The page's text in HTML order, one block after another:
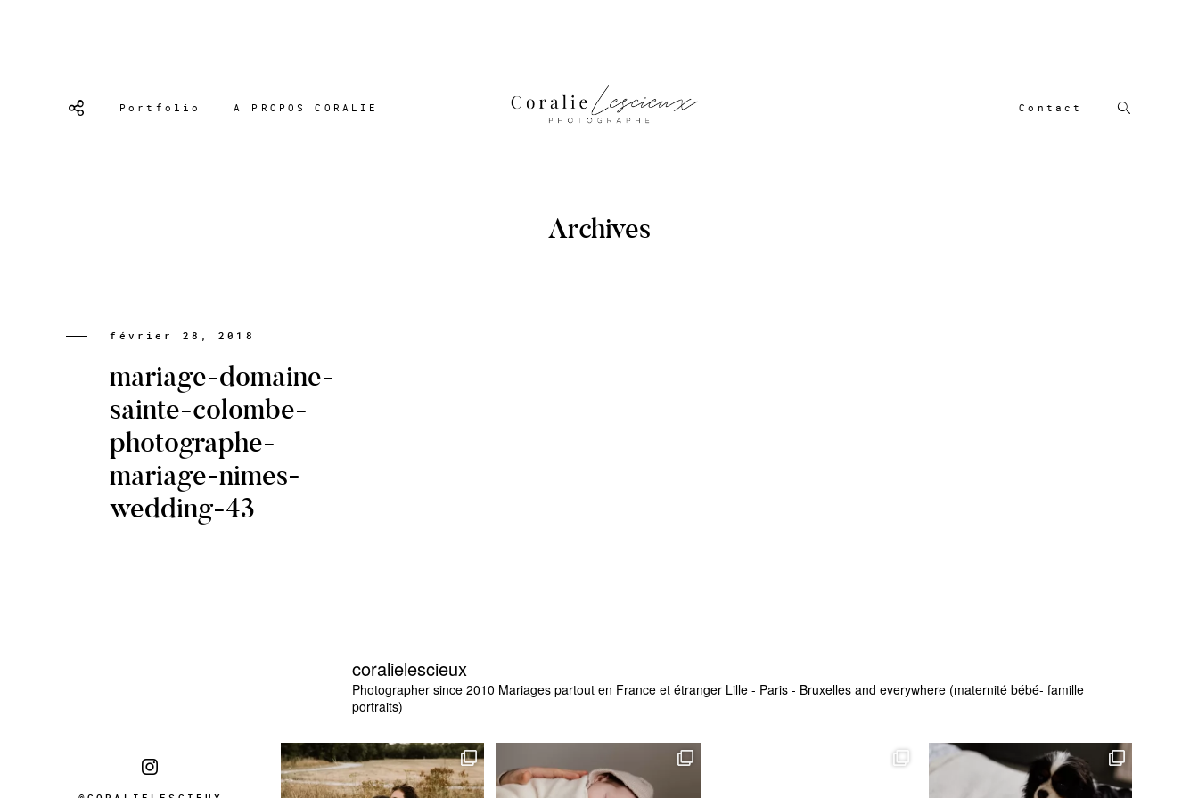
Portfolio A PROPOS CORALIE Contact
Archives
février 28, 2018
mariage-domaine-
sainte-colombe-
photographe-
mariage-nimes-
wedding-43
coralielescieux
Photographer since 2010 Mariages partout en France et étranger Lille - Paris - Bruxelles and everywhere (maternité bébé- famille
portraits)